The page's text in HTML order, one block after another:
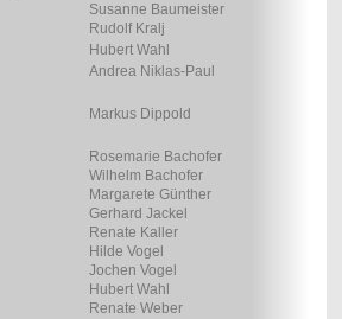
Susanne Baumeister
Rudolf Kralj
Hubert Wahl
Andrea Niklas-Paul
Markus Dippold
Rosemarie Bachofer
Wilhelm Bachofer
Margarete Günther
Gerhard Jackel
Renate Kaller
Hilde Vogel
Jochen Vogel
Hubert Wahl
Renate Weber